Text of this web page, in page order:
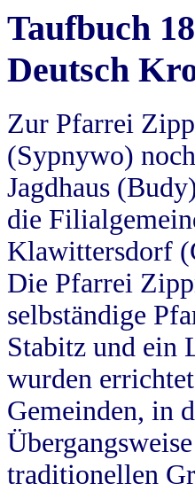
Taufbuch
Deutsch
Zur Pfarrei
(Sypnywo)
Jagdhaus
die
Klawittersdorf
Die Pfarrei
selbständige
Stabitz und ein
wurden
Gemeinden, in
traditionellen